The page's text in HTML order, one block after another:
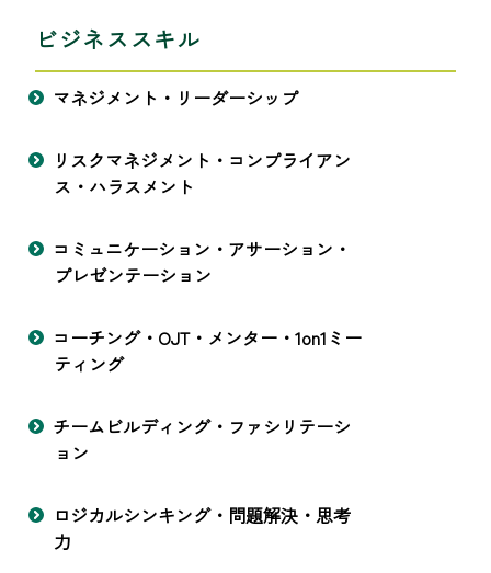
ビジネススキル
マネジメント・リーダーシップ
リスクマネジメント・コンプライアン
ス・ハラスメント
コミュニケーション・アサーション・
プレゼンテーション
コーチング・OJT・メンター・1on1ミー
ティング
チームビルディング・ファシリテーシ
ョン
ロジカルシンキング・問題解決・思考
力